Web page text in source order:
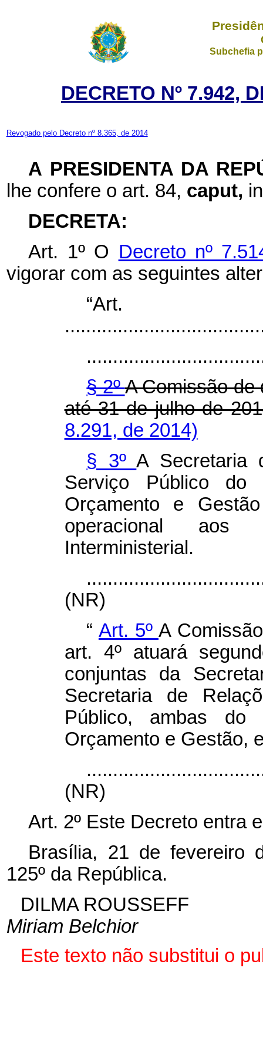
Subchefia
DECRETO Nº 7.942,
Revogado pelo Decreto nº 8.365, de 2014
A PRESIDENTA DA
lhe confere o art. 84, caput,
DECRETA:
Art. 1º O Decreto nº
vigorar com as seguintes
§ 2ºA Comissão
até 31 de julho de
8.291, de 2014)
§ 3ºA Secretaria
Serviço Público do
Orçamento e
operacional aos
Interministerial.
(NR)
“ Art. 5ºA
art. 4º atuará
conjuntas da
Secretaria de
Público, ambas do
Orçamento e Gestão,
(NR)
Art. 2º Este Decreto entra
Brasília, 21 de fevereiro
125º da República.
DILMA ROUSSEFF
Miriam Belchior
Este texto não substitui o